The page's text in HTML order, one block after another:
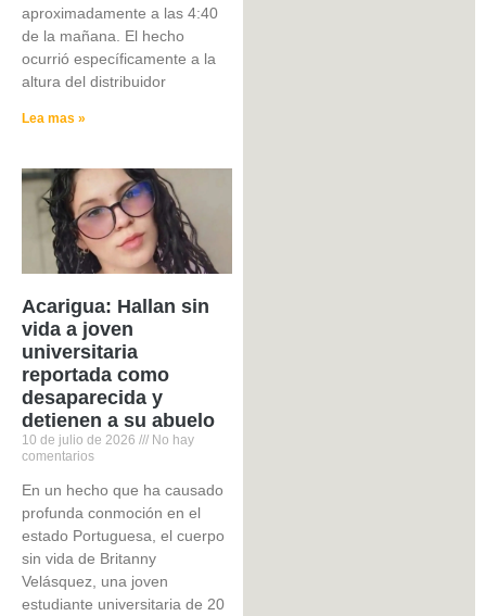
aproximadamente a las 4:40
de la mañana. El hecho
ocurrió específicamente a la
altura del distribuidor
Lea mas »
Acarigua: Hallan sin
vida a joven
universitaria
reportada como
desaparecida y
detienen a su abuelo
10 de julio de 2026
No hay
comentarios
En un hecho que ha causado
profunda conmoción en el
estado Portuguesa, el cuerpo
sin vida de Britanny
Velásquez, una joven
estudiante universitaria de 20